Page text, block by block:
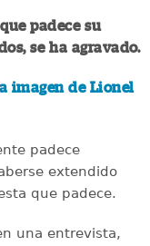
padece su
se ha agravado.
imagen de Lionel
padece
extendido
que padece.
una entrevista,